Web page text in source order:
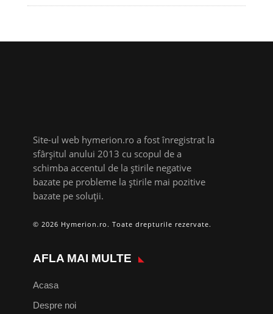
Site-ul web hymerion.ro a fost înregistrat la
sfârșitul anului 2013 cu scopul de a
schimba accentul de la știrile negative
bazate pe probleme la știrile mai pozitive
bazate pe soluții.
© 2026 Hymerion.ro. Toate drepturile rezervate.
AFLA MAI MULTE
Acasa
Despre noi